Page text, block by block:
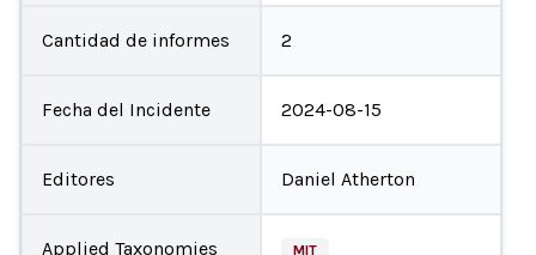
Cantidad de informes 2
Fecha del Incidente 2024-08-15
Editores Daniel Atherton
Applied Taxonomies MIT